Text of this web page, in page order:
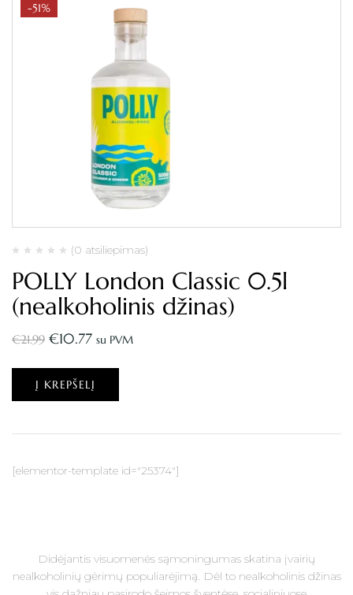
-51%
(0 atsiliepimas)
POLLY London Classic 0.5l
(nealkoholinis džinas)
€21.99 €10.77 su PVM
Į KREPŠELĮ
[elementor-template id="25374"]
Didėjantis visuomenės sąmoningumas skatina įvairių
nealkoholinių gėrimų populiarėjimą. Dėl to nealkoholinis džinas